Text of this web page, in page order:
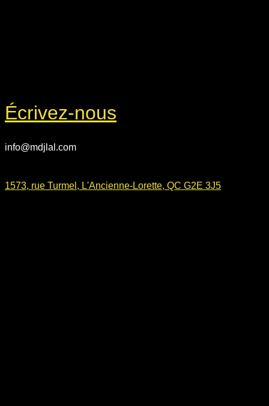
Écrivez-nous
info@mdjlal.com
1573, rue Turmel, L'Ancienne-Lorette, QC G2E 3J5